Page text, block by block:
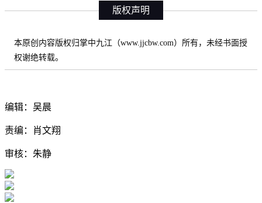
版权声明
本原创内容版权归掌中九江（www.jjcbw.com）所有，未经书面授
权谢绝转载。
编辑：吴晨
责编：肖文翔
审核：朱静